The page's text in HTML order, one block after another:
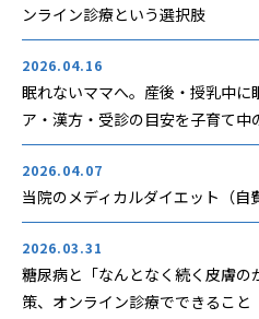
ンライン診療という選択肢
2026.04.16
眠れないママへ。産後・授乳中に
ア・漢方・受診の目安を子育て
2026.04.07
当院のメディカルダイエット（
2026.03.31
糖尿病と「なんとなく続く皮膚
策、オンライン診療でできること